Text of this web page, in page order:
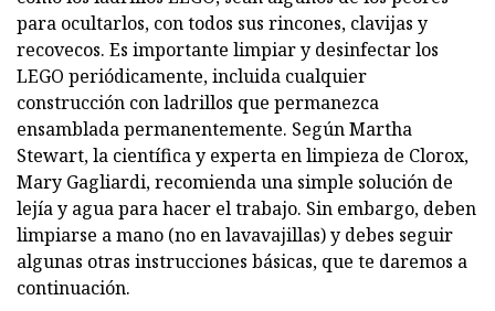
para ocultarlos, con todos sus rincones, clavijas y
recovecos. Es importante limpiar y desinfectar los
LEGO periódicamente, incluida cualquier
construcción con ladrillos que permanezca
ensamblada permanentemente. Según Martha
Stewart, la científica y experta en limpieza de Clorox,
Mary Gagliardi, recomienda una simple solución de
lejía y agua para hacer el trabajo. Sin embargo, deben
limpiarse a mano (no en lavavajillas) y debes seguir
algunas otras instrucciones básicas, que te daremos a
continuación.